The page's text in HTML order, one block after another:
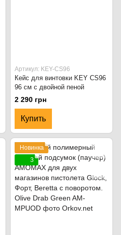
Артикул: KEY-CS96
Кейс для винтовки KEY CS96
96 см с двойной пеной
2 290 грн
Купить
Новинка
3